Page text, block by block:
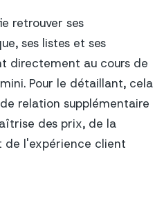
retrouver ses
ses listes et ses
directement au cours de
Pour le détaillant, cela
relation supplémentaire
des prix, de la
de l'expérience client